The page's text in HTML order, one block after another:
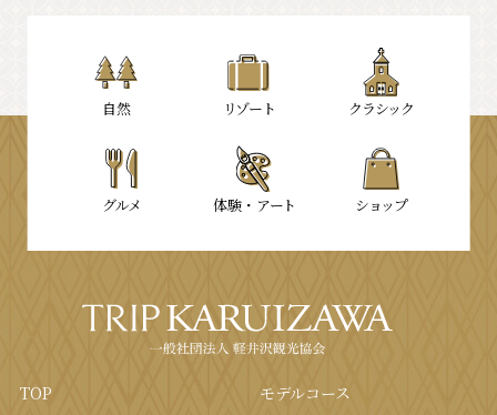
⾃然 リゾート クラシック
グルメ 体験・ アート ショップ
TOP
モデルコース